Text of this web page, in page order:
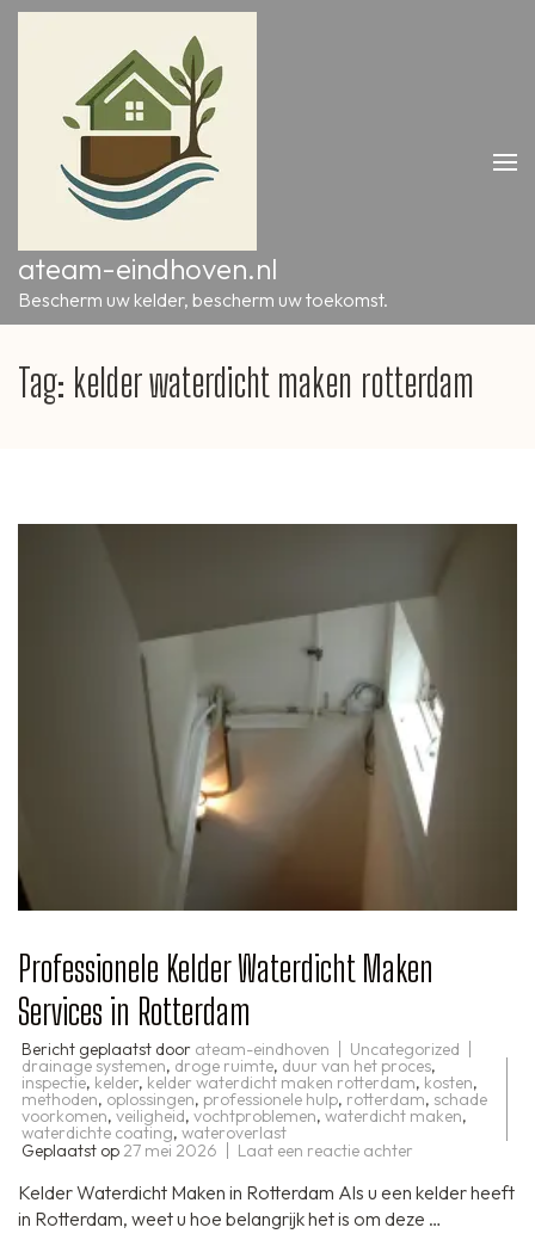
Ga
ateam-eindhoven.nl
Bescherm uw kelder, bescherm uw toekomst.
Tag: kelder waterdicht maken rotterdam
Professionele Kelder Waterdicht Maken
Services in Rotterdam
Bericht geplaatst door ateam-eindhoven Uncategorized
drainage systemen, droge ruimte, duur van het proces,
inspectie, kelder, kelder waterdicht maken rotterdam, kosten,
methoden, oplossingen, professionele hulp, rotterdam, schade
voorkomen, veiligheid, vochtproblemen, waterdicht maken,
waterdichte coating, wateroverlast
Geplaatst op 27 mei 2026 Laat een reactie achter
Kelder
Waterdicht
Maken
Services
Kelder Waterdicht Maken in Rotterdam Als u een kelder heeft
in Rotterdam, weet u hoe belangrijk het is om deze …